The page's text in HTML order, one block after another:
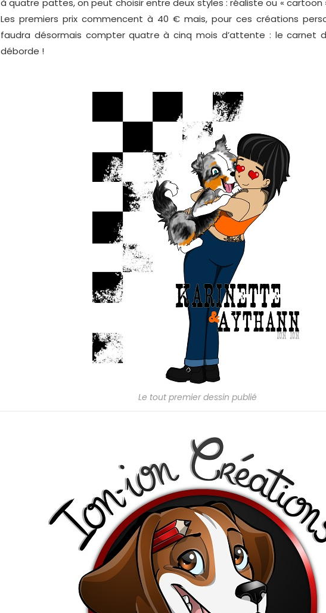
Les premiers prix commencent à 40 € mais, pour ces créations
faudra désormais compter quatre à cinq mois d’attente : le carnet
déborde !
Le tout premier dessin publié